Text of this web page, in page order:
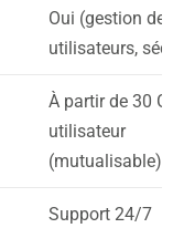
Oui (gestion des
utilisateurs,
À partir de 30
utilisateur
(mutualisable)
Support 24/7